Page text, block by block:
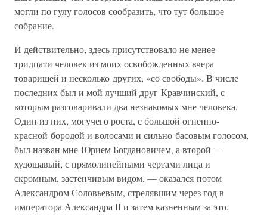
могли по гулу голосов сообразить, что тут большое
собрание.
И действительно, здесь присутствовало не менее
тридцати человек из моих освобожденных вчера
товарищей и несколько других, «со свободы». В числе
последних был и мой лучший друг Кравчинский, с
которым разговаривали два незнакомых мне человека.
Один из них, могучего роста, с большой огненно-
красной бородой и волосами и сильно-басовым голосом,
был назван мне Юрием Богдановичем, а второй —
худощавый, с прямолинейными чертами лица и
скромным, застенчивым видом, — оказался потом
Александром Соловьевым, стрелявшим через год в
императора Александра II и затем казненным за это.